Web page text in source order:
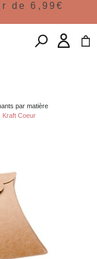
de 6,99€
par matière
Kraft Coeur